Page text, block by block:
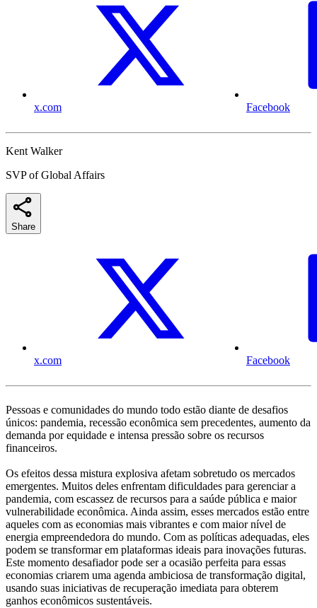
x.com Facebook
Kent Walker
SVP of Global Affairs
Share
x.com Facebook
Pessoas e comunidades do mundo todo estão diante de desafios
únicos: pandemia, recessão econômica sem precedentes, aumento da
demanda por equidade e intensa pressão sobre os recursos
financeiros.
Os efeitos dessa mistura explosiva afetam sobretudo os mercados
emergentes. Muitos deles enfrentam dificuldades para gerenciar a
pandemia, com escassez de recursos para a saúde pública e maior
vulnerabilidade econômica. Ainda assim, esses mercados estão entre
aqueles com as economias mais vibrantes e com maior nível de
energia empreendedora do mundo. Com as políticas adequadas, eles
podem se transformar em plataformas ideais para inovações futuras.
Este momento desafiador pode ser a ocasião perfeita para essas
economias criarem uma agenda ambiciosa de transformação digital,
usando suas iniciativas de recuperação imediata para obterem
ganhos econômicos sustentáveis.